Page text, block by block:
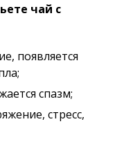
чай с
появляется
спазм;
стресс,